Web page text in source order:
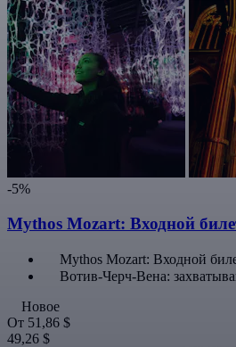
-5%
Mythos Mozart: Входной
Mythos Mozart: Входной
Вотив-Черч-Вена:
Новое
От 51,86 $
49,26 $